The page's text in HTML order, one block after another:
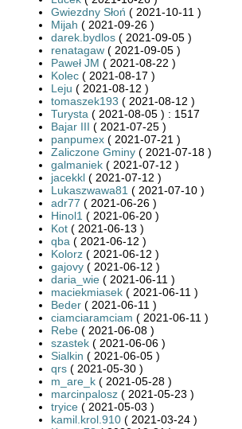
Gwiezdny Słoń ( 2021-10-11 )
Mijah ( 2021-09-26 )
darek.bydlos ( 2021-09-05 )
renatagaw ( 2021-09-05 )
Paweł JM ( 2021-08-22 )
Kolec ( 2021-08-17 )
Leju ( 2021-08-12 )
tomaszek193 ( 2021-08-12 )
Turysta ( 2021-08-05 ) : 1517
Bajar III ( 2021-07-25 )
panpumex ( 2021-07-21 )
Zaliczone Gminy ( 2021-07-18 )
galmaniek ( 2021-07-12 )
jacekkl ( 2021-07-12 )
Lukaszwawa81 ( 2021-07-10 )
adr77 ( 2021-06-26 )
Hinol1 ( 2021-06-20 )
Kot ( 2021-06-13 )
qba ( 2021-06-12 )
Kolorz ( 2021-06-12 )
gajovy ( 2021-06-12 )
daria_wie ( 2021-06-11 )
maciekmiasek ( 2021-06-11 )
Beder ( 2021-06-11 )
ciamciaramciam ( 2021-06-11 )
Rebe ( 2021-06-08 )
szastek ( 2021-06-06 )
Sialkin ( 2021-06-05 )
qrs ( 2021-05-30 )
m_are_k ( 2021-05-28 )
marcinpalosz ( 2021-05-23 )
tryice ( 2021-05-03 )
kamil.krol.910 ( 2021-03-24 )